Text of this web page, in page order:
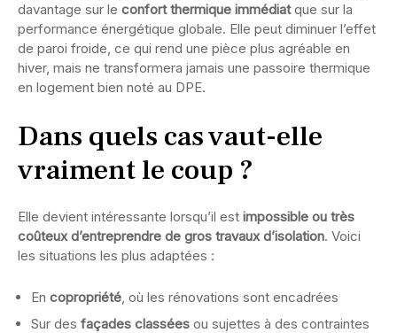
davantage sur le confort thermique immédiatque sur la
performance énergétique globale. Elle peut diminuer l’effet
de paroi froide, ce qui rend une pièce plus agréable en
hiver, mais ne transformera jamais une passoire thermique
en logement bien noté au DPE.
Dans quels cas vaut-elle
vraiment le coup ?
Elle devient intéressante lorsqu’il est impossible ou très
coûteux d’entreprendre de gros travaux d’isolation. Voici
les situations les plus adaptées :
En copropriété, où les rénovations sont encadrées
Sur des façades classées ou sujettes à des contraintes